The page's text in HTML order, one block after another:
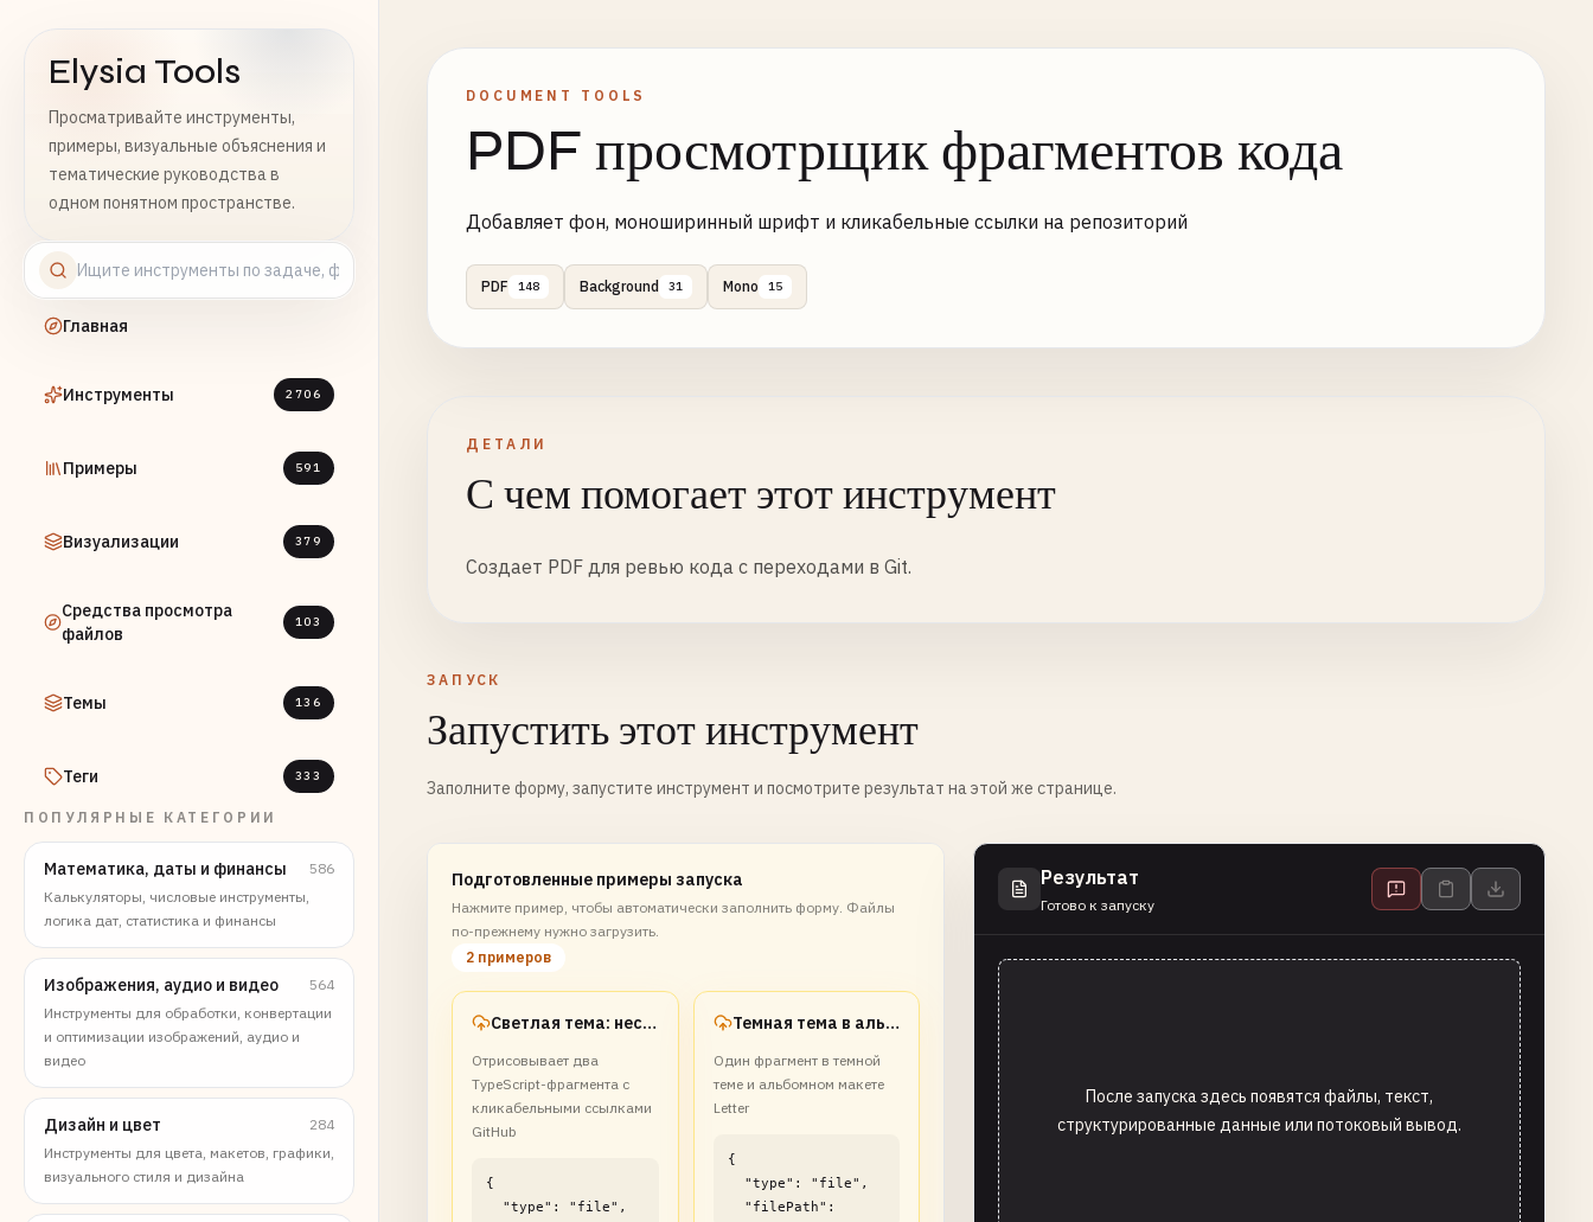
Elysia Tools
Просматривайте инструменты,
примеры, визуальные объяснения и
тематические руководства в
одном понятном пространстве.
Главная
Инструменты 2706
Примеры 591
Визуализации 379
Средства просмотра
файлов
103
Темы 136
Теги 333
ПОПУЛЯРНЫЕ КАТЕГОРИИ
Математика, даты и финансы
586
Калькуляторы, числовые инструменты,
логика дат, статистика и финансы
Изображения, аудио и видео
564
Инструменты для обработки, конвертации
и оптимизации изображений, аудио и
видео
Дизайн и цвет
284
Инструменты для цвета, макетов, графики,
визуального стиля и дизайна
DOCUMENT TOOLS
PDF просмотрщик фрагментов кода
Добавляет фон, моноширинный шрифт и кликабельные ссылки на репозиторий
PDF 148 Background 31 Mono 15
ДЕТАЛИ
С чем помогает этот инструмент
Создает PDF для ревью кода с переходами в Git.
ЗАПУСК
Запустить этот инструмент
Заполните форму, запустите инструмент и посмотрите результат на этой же странице.
Подготовленные примеры запуска
Нажмите пример, чтобы автоматически заполнить форму. Файлы
по-прежнему нужно загрузить.
2 примеров
Светлая тема: несколько сниппетов
Отрисовывает два
TypeScript-фрагмента с
кликабельными ссылками
GitHub
{
Темная тема в альбомной раскладке
Один фрагмент в темной
теме и альбомном макете
Letter
{
Результат
Готово к запуску
После запуска здесь появятся файлы, текст,
структурированные данные или потоковый вывод.